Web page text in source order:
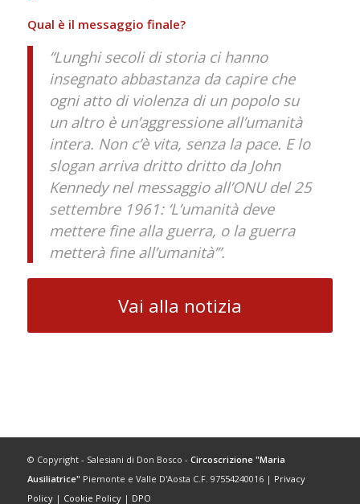
Qual è il messaggio finale?
“Lunghi secoli di storia ci hanno
insegnato abbastanza da capire che
ogni atto di violenza di un popolo su
un altro è un’aggressione all’umanità
intera. Non c’è vita, senza la pace. E lo
slogan arriva dritto dritto da John
Kennedy nel messaggio all’ONU del25
settembre 1961: ‘L’umanità deve
mettere fine alla guerra, o la guerra
metterà fine all’umanità’”.
Vai alla notizia
© Copyright - Salesiani di Don Bosco - Circoscrizione "Maria
Ausiliatrice" Piemonte e Valle D'Aosta C.F. 97554240016 | Privacy
Policy| Cookie Policy| DPO